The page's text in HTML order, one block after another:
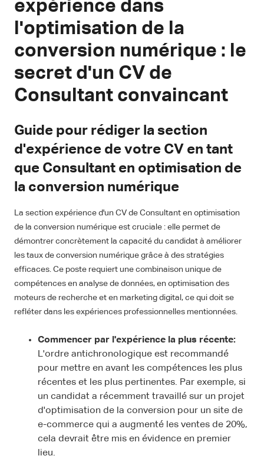
expérience dans
l'optimisation de la
conversion numérique : le
secret d'un CV de
Consultant convaincant
Guide pour rédiger la section
d'expérience de votre CV en tant
que Consultant en optimisation de
la conversion numérique
La section expérience d'un CV de Consultant en optimisation
de la conversion numérique est cruciale : elle permet de
démontrer concrètement la capacité du candidat à améliorer
les taux de conversion numérique grâce à des stratégies
efficaces. Ce poste requiert une combinaison unique de
compétences en analyse de données, en optimisation des
moteurs de recherche et en marketing digital, ce qui doit se
refléter dans les expériences professionnelles mentionnées.
Commencer par l'expérience la plus récente:
L'ordre antichronologique est recommandé
pour mettre en avant les compétences les plus
récentes et les plus pertinentes. Par exemple, si
un candidat a récemment travaillé sur un projet
d'optimisation de la conversion pour un site de
e-commerce qui a augmenté les ventes de 20%,
cela devrait être mis en évidence en premier
lieu.